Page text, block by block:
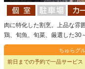
肉に特化した割烹。上品な雰
鶏、旬魚、旬菜、厳選した30
ちゅらグ
前日までの予約で一品サービス